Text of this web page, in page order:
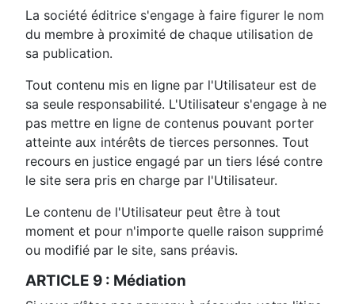
La société éditrice s'engage à faire figurer le nom
du membre à proximité de chaque utilisation de
sa publication.
Tout contenu mis en ligne par l'Utilisateur est de
sa seule responsabilité. L'Utilisateur s'engage à ne
pas mettre en ligne de contenus pouvant porter
atteinte aux intérêts de tierces personnes. Tout
recours en justice engagé par un tiers lésé contre
le site sera pris en charge par l'Utilisateur.
Le contenu de l'Utilisateur peut être à tout
moment et pour n'importe quelle raison supprimé
ou modifié par le site, sans préavis.
ARTICLE 9 : Médiation